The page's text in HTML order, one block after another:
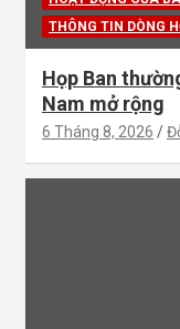
THÔNG TIN DÒNG
Họp Ban
Nam mở rộng
6 Tháng 8, 2026